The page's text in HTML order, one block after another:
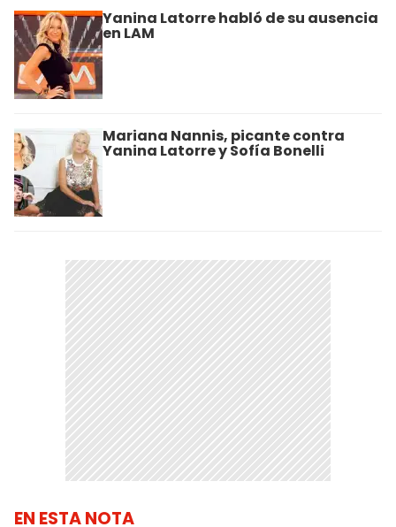
Yanina Latorre habló de su ausencia
en LAM
Mariana Nannis, picante contra
Yanina Latorre y Sofía Bonelli
EN ESTA NOTA